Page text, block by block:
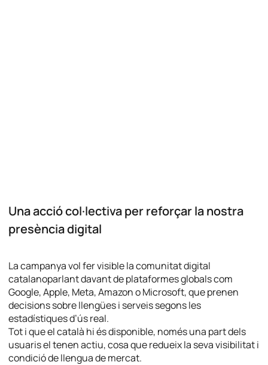
Una acció col·lectiva per reforçar la nostra
presència digital
La campanya vol fer visible la comunitat digital
catalanoparlant davant de plataformes globals com
Google, Apple, Meta, Amazon o Microsoft, que prenen
decisions sobre llengües i serveis segons les
estadístiques d’ús real.
Tot i que el català hi és disponible, només una part dels
usuaris el tenen actiu, cosa que redueix la seva visibilitat i
condició de llengua de mercat.